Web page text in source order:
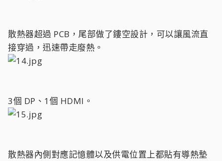
散熱器超過 PCB，尾部做了鏤空設計，可以讓風流直
接穿過，迅速帶走廢熱。
3個 DP、1個 HDMI。
散熱器內側對應記憶體以及供電位置上都貼有導熱墊